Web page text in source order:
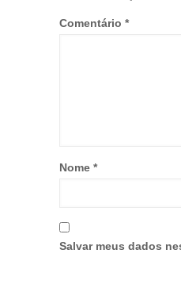
Comentário *
Nome *
Salvar meus dados